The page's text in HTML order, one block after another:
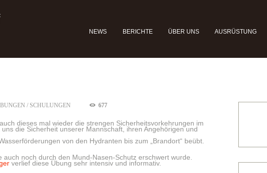
NEWS BERICHTE ÜBER UNS AUSRÜSTUNG
/ SCHULUNGEN 677
dieses mal wieder die strengen Sicherheitsvorkehrungen im
die Sicherheit unserer Mannschaft, ihren Angehörigen und
von den Hydranten bis zum „Brandort“ beübt.
noch durch den Mund-Nasen-Schutz erschwert wurde.
verlief diese Übung sehr intensiv und informativ.